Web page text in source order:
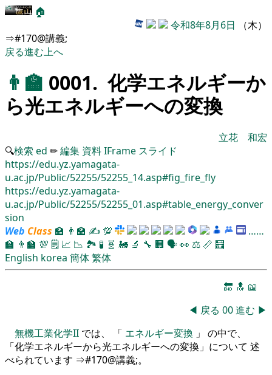
🏠
令和8年8月6日 （木）
⇒#170@講義;
戻る進む上へ
👨‍🏫 0001. 化学エネルギーか
ら光エネルギーへの変換
立花 和宏
🔍検索 ed ✏編集 資料IFrame スライド
https://edu.yz.yamagata-
u.ac.jp/Public/52255/52255_14.asp#fig_fire_fly
https://edu.yz.yamagata-
u.ac.jp/Public/52255/52255_01.asp#table_energy_conver
sion
Web Class 🏫 👨‍🏫 ✍ 💯
……
🏫 👨‍🏫 💯 🗒️ 📈 📉 🏞 🧪 🧬 🚂 🔬 🔧 🏢 🗣️👀 ⚖️ 📏 🧮
English korea 簡体繁体
🔚 🔝 📖
◀ 戻る 00進む ▶
無機工業化学II では、 「 エネルギー変換 」 の中で、
「化学エネルギーから光エネルギーへの変換」について 述
べられています ⇒#170@講義;。